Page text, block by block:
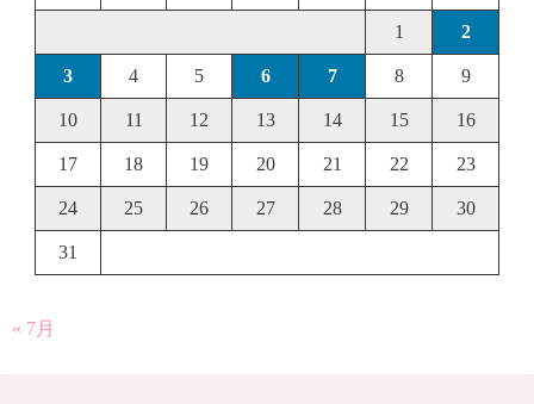
1 2
3 4 5 6 7 8 9
10 11 12 13 14 15 16
17 18 19 20 21 22 23
24 25 26 27 28 29 30
31
« 7月